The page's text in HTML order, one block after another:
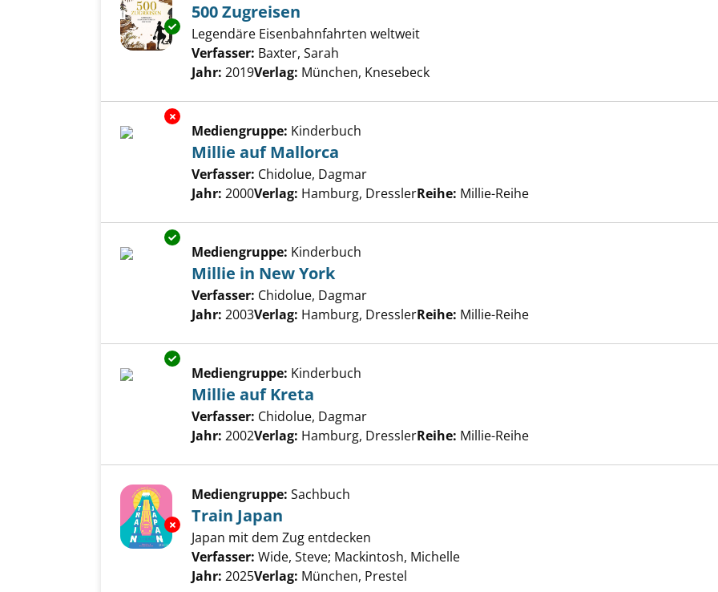
Exemplar-Details von 500 Zugreisen anzeigen
500 Zugreisen
Legendäre Eisenbahnfahrten weltweit
Verfasser: Baxter, Sarah
Jahr: 2019Verlag: München, Knesebeck
Exemplar-Details von Millie auf Mallorca anzeigen
Mediengruppe: Kinderbuch
Millie auf Mallorca
Verfasser: Chidolue, Dagmar
Jahr: 2000Verlag: Hamburg, DresslerReihe: Millie-Reihe
Exemplar-Details von Millie in New York anzeigen
Mediengruppe: Kinderbuch
Millie in New York
Verfasser: Chidolue, Dagmar
Jahr: 2003Verlag: Hamburg, DresslerReihe: Millie-Reihe
Exemplar-Details von Millie auf Kreta anzeigen
Mediengruppe: Kinderbuch
Millie auf Kreta
Verfasser: Chidolue, Dagmar
Jahr: 2002Verlag: Hamburg, DresslerReihe: Millie-Reihe
Exemplar-Details von Train Japan anzeigen
Mediengruppe: Sachbuch
Train Japan
Japan mit dem Zug entdecken
Verfasser: Wide, Steve; Mackintosh, Michelle
Jahr: 2025Verlag: München, Prestel